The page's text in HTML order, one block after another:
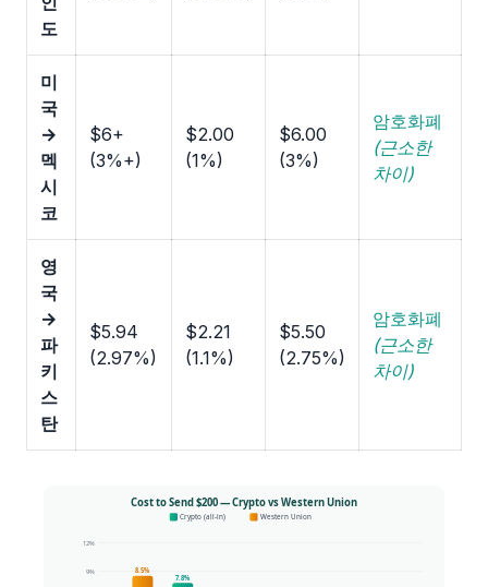
도
미
국
→
멕
시
코
$6+
(3%+)
$2.00
(1%)
$6.00
(3%)
암호화폐
(근소한
차이)
영
국
→
파
키
스
탄
$5.94
(2.97%)
$2.21
(1.1%)
$5.50
(2.75%)
암호화폐
(근소한
차이)